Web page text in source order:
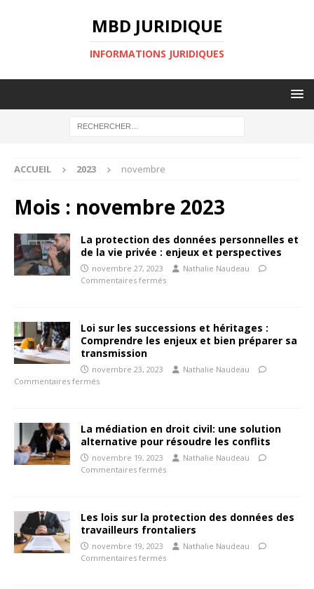
MBD JURIDIQUE
INFORMATIONS JURIDIQUES
ACCUEIL 2023 novembre
Mois : novembre 2023
La protection des données personnelles et
de la vie privée : enjeux et perspectives
novembre 27, 2023
Nathalie Naudeau
Commentaires fermés
Loi sur les successions et héritages :
Comprendre les enjeux et bien préparer sa
transmission
novembre 23, 2023
Nathalie Naudeau
Commentaires fermés
La médiation en droit civil: une solution
alternative pour résoudre les conflits
novembre 19, 2023
Nathalie Naudeau
Commentaires fermés
Les lois sur la protection des données des
travailleurs frontaliers
novembre 19, 2023
Nathalie Naudeau
Commentaires fermés